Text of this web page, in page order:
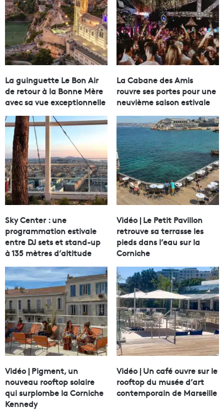
La guinguette Le Bon Air
de retour à la Bonne Mère
avec sa vue exceptionnelle
La Cabane des Amis
rouvre ses portes pour une
neuvième saison estivale
Sky Center : une
programmation estivale
entre DJ sets et stand-up
à 135 mètres d’altitude
Vidéo | Le Petit Pavillon
retrouve sa terrasse les
pieds dans l’eau sur la
Corniche
Vidéo | Pigment, un
nouveau rooftop solaire
qui surplombe la Corniche
Kennedy
Vidéo | Un café ouvre sur le
rooftop du musée d’art
contemporain de Marseille